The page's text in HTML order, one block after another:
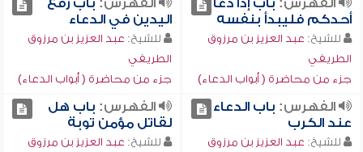
الفهرس: باب إذا دعا
أحدكم فليبدأ بنفسه
للشيخ: عبد العزيز بن مرزوق
الطريفي
جزء من محاضرة ( أبواب الدعاء)
الفهرس: باب رفع
اليدين في الدعاء
للشيخ: عبد العزيز بن مرزوق
الطريفي
جزء من محاضرة ( أبواب الدعاء)
الفهرس: باب الدعاء
عند الكرب
للشيخ: عبد العزيز بن مرزوق
الفهرس: باب هل
لقاتل مؤمن توبة
للشيخ: عبد العزيز بن مرزوق